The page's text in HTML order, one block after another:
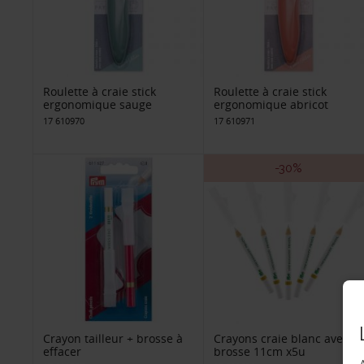
Roulette à craie stick
ergonomique sauge
17 610970
Roulette à craie stick
ergonomique abricot
17 610971
Crayon tailleur + brosse à
effacer
-30%
Crayons craie blanc avec
brosse 11cm x5u